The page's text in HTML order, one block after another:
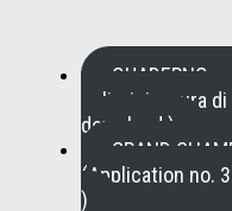
QUADERNO
policrisi a cura
download )
GRAND
(Application no.
)